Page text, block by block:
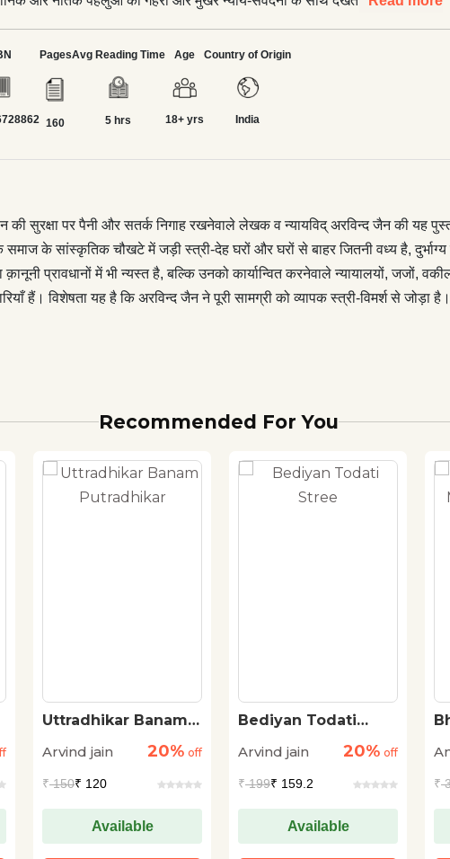
वध्य है, दुर्भाग्य से बलात्कार की शिकार हो जाने के बाद क़ानून की हिफ़ाज़त
ज़्यादा सुरक्षित नहीं है। न सिर्फ़ यह कि समाज के पुरुष-वर्चस्व की छाया क़ानूनी
न्यस्त है, बल्कि उनको कार्यान्वित करनेवाले न्यायालयों, जजों, वकीलों आदि की
संरचना में भी जस की तस काम करती दिखाई देती है। पुस्तक में पन्द्रह आलेख
Pages
160
Avg Reading Time
5 hrs
Age
18+ yrs
Country of Origin
India
की सुरक्षा पर पैनी और सतर्क निगाह रखनेवाले लेखक व न्यायविद् अरविन्द जैन की
के सांस्कृतिक चौखटे में जड़ी स्त्री-देह घरों और घरों से बाहर जितनी वध्य है,
प्रावधानों में भी न्यस्त है, बल्कि उनको कार्यान्वित करनेवाले न्यायालयों, जजों,
विशेषता यह है कि अरविन्द जैन ने पूरी सामग्री को व्यापक स्त्री-विमर्श से जोड़ा है।
Recommended For You
Uttradhikar Banam
Arvind jain
20% off
₹150₹ 120
Available
Bediyan Todati
Arvind jain
20% off
₹199₹ 159.2
Available
₹